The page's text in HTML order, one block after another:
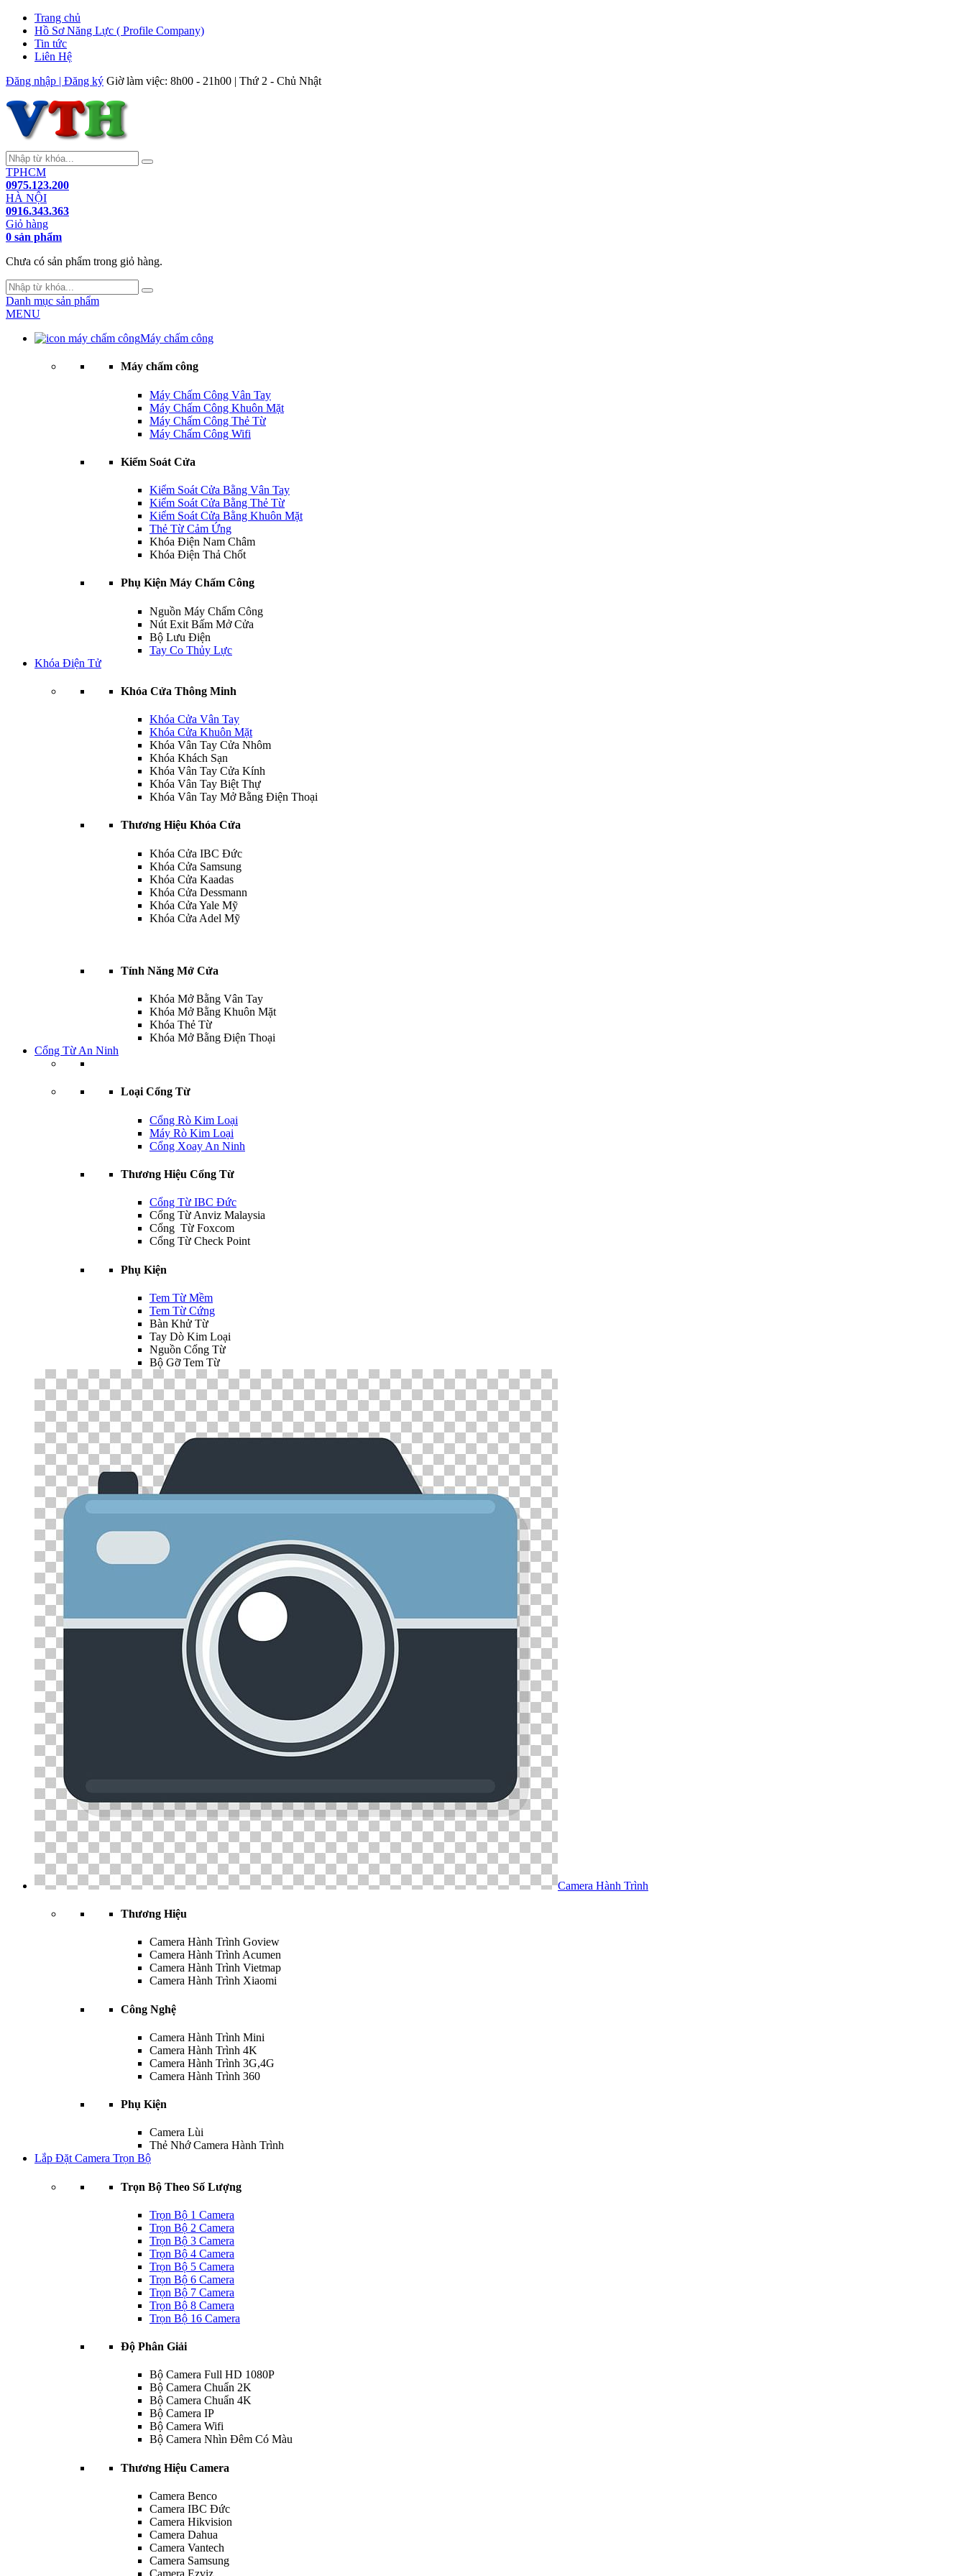
Trang chủ
Hồ Sơ Năng Lực ( Profile Company)
Tin tức
Liên Hệ
Đăng nhập | Đăng ký Giờ làm việc: 8h00 - 21h00 | Thứ 2 - Chủ Nhật
TPHCM
0975.123.200
HÀ NỘI
0916.343.363
Giỏ hàng
0 sản phẩm
Chưa có sản phẩm trong giỏ hàng.
Danh mục sản phẩm
MENU
Máy chấm công
Máy chấm công
Máy Chấm Công Vân Tay
Máy Chấm Công Khuôn Mặt
Máy Chấm Công Thẻ Từ
Máy Chấm Công Wifi
Kiểm Soát Cửa
Kiểm Soát Cửa Bằng Vân Tay
Kiểm Soát Cửa Bằng Thẻ Từ
Kiểm Soát Cửa Bằng Khuôn Mặt
Thẻ Từ Cảm Ứng
Khóa Điện Nam Châm
Khóa Điện Thả Chốt
Phụ Kiện Máy Chấm Công
Nguồn Máy Chấm Công
Nút Exit Bấm Mở Cửa
Bộ Lưu Điện
Tay Co Thủy Lực
Khóa Điện Tử
Khóa Cửa Thông Minh
Khóa Cửa Vân Tay
Khóa Cửa Khuôn Mặt
Khóa Vân Tay Cửa Nhôm
Khóa Khách Sạn
Khóa Vân Tay Cửa Kính
Khóa Vân Tay Biệt Thự
Khóa Vân Tay Mở Bằng Điện Thoại
Thương Hiệu Khóa Cửa
Khóa Cửa IBC Đức
Khóa Cửa Samsung
Khóa Cửa Kaadas
Khóa Cửa Dessmann
Khóa Cửa Yale Mỹ
Khóa Cửa Adel Mỹ
Tính Năng Mở Cửa
Khóa Mở Bằng Vân Tay
Khóa Mở Bằng Khuôn Mặt
Khóa Thẻ Từ
Khóa Mở Bằng Điện Thoại
Cổng Từ An Ninh
Loại Cổng Từ
Cổng Rò Kim Loại
Máy Rò Kim Loại
Cổng Xoay An Ninh
Thương Hiệu Cổng Từ
Cổng Từ IBC Đức
Cổng Từ Anviz Malaysia
Cổng Từ Foxcom
Cổng Từ Check Point
Phụ Kiện
Tem Từ Mềm
Tem Từ Cứng
Bàn Khử Từ
Tay Dò Kim Loại
Nguồn Cổng Từ
Bộ Gỡ Tem Từ
Camera Hành Trình
Thương Hiệu
Camera Hành Trình Goview
Camera Hành Trình Acumen
Camera Hành Trình Vietmap
Camera Hành Trình Xiaomi
Công Nghệ
Camera Hành Trình Mini
Camera Hành Trình 4K
Camera Hành Trình 3G,4G
Camera Hành Trình 360
Phụ Kiện
Camera Lùi
Thẻ Nhớ Camera Hành Trình
Lắp Đặt Camera Trọn Bộ
Trọn Bộ Theo Số Lượng
Trọn Bộ 1 Camera
Trọn Bộ 2 Camera
Trọn Bộ 3 Camera
Trọn Bộ 4 Camera
Trọn Bộ 5 Camera
Trọn Bộ 6 Camera
Trọn Bộ 7 Camera
Trọn Bộ 8 Camera
Trọn Bộ 16 Camera
Độ Phân Giải
Bộ Camera Full HD 1080P
Bộ Camera Chuẩn 2K
Bộ Camera Chuẩn 4K
Bộ Camera IP
Bộ Camera Wifi
Bộ Camera Nhìn Đêm Có Màu
Thương Hiệu Camera
Camera Benco
Camera IBC Đức
Camera Hikvision
Camera Dahua
Camera Vantech
Camera Samsung
Camera Ezviz